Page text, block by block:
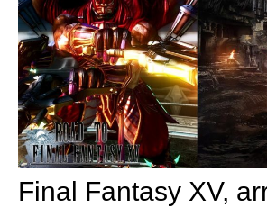
Final Fantasy XV,